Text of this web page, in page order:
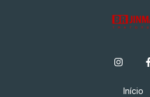
Início